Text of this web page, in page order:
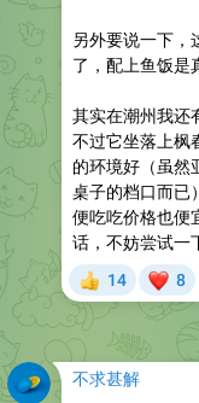
另外要说一下，
了，配上鱼饭是
其实在潮州我还
不过它坐落上枫
的环境好（虽然
桌子的档口而已
便吃吃价格也便
话，不妨尝试一
14 8
不求甚解